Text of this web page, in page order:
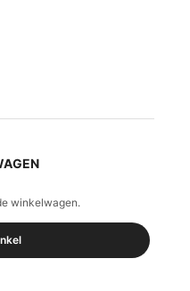
winkelwagen.